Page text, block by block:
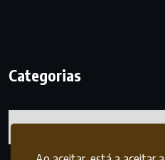
Categorias